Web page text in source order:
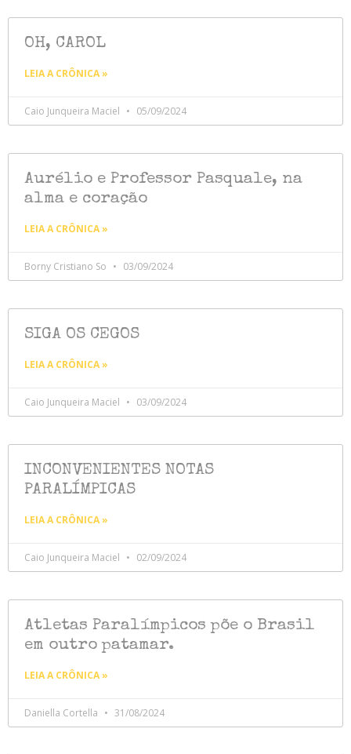
OH, CAROL
LEIA A CRÔNICA »
Caio Junqueira Maciel 05/09/2024
Aurélio e Professor Pasquale, na
alma e coração
LEIA A CRÔNICA »
Borny Cristiano So 03/09/2024
SIGA OS CEGOS
LEIA A CRÔNICA »
Caio Junqueira Maciel 03/09/2024
INCONVENIENTES NOTAS
PARALÍMPICAS
LEIA A CRÔNICA »
Caio Junqueira Maciel 02/09/2024
Atletas Paralímpicos põe o Brasil
em outro patamar.
LEIA A CRÔNICA »
Daniella Cortella 31/08/2024